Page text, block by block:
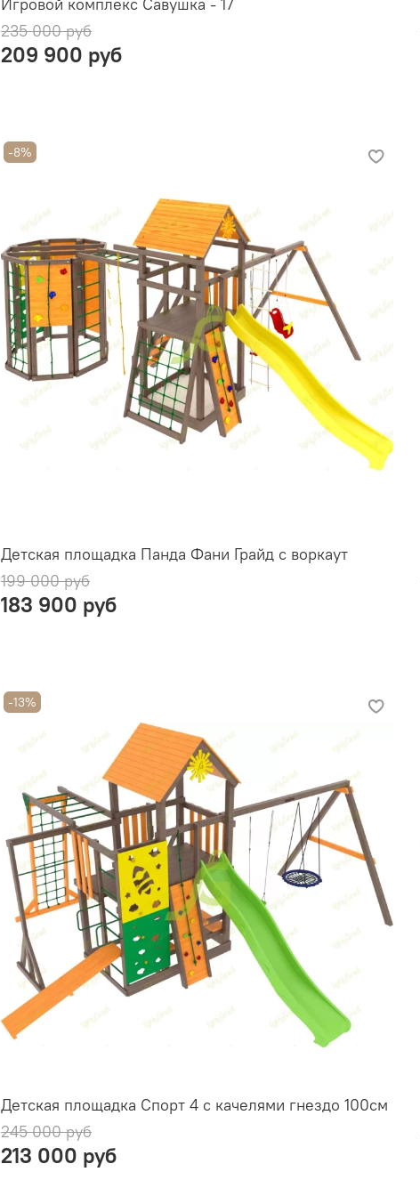
235 000 руб
209 900 руб
-8%
Детская площадка Панда Фани Грайд с воркаут
199 000 руб
183 900 руб
-13%
Детская площадка Спорт 4 с качелями гнездо 100см
245 000 руб
213 000 руб